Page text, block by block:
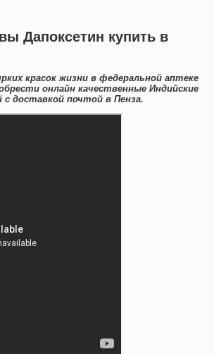
Дапоксетин купить в
красок жизни в федеральной аптеке
онлайн качественные Индийские
доставкой почтой в Пенза.